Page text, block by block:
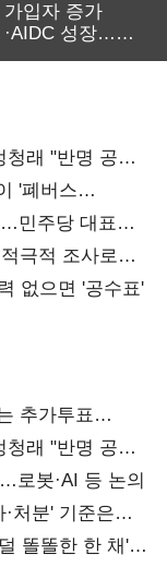
가입자 증가
·AIDC 성장…
래 "반명 공세
'폐버스
민주당 대표로
극적 조사로
없으면 '공수표'
추가투표
래 "반명 공세
로봇·AI 등 논의
처분' 기준은
똘똘한 한 채'